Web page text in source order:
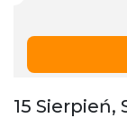
15 Sierpień,